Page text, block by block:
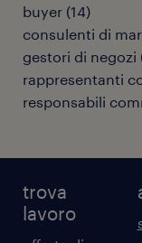
buyer (14)
consulenti di
gestori di negozi
rappresentanti
responsabili
trova
lavoro